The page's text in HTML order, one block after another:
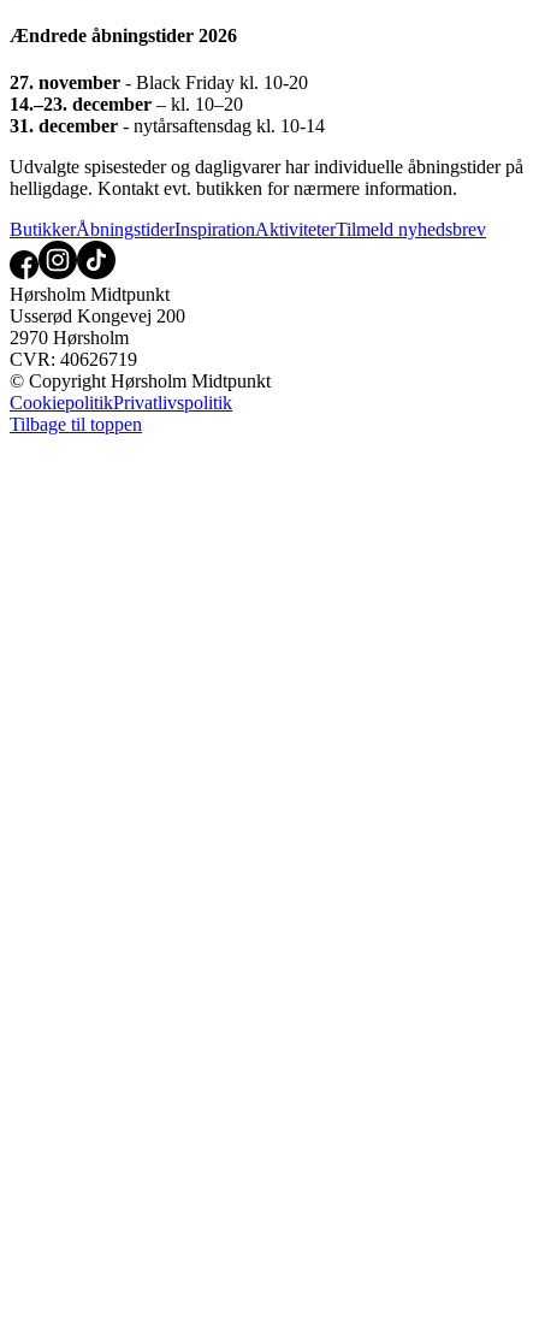
Ændrede åbningstider 2026
27. november - Black Friday kl. 10-20
14.–23. december – kl. 10–20
31. december - nytårsaftensdag kl. 10-14
Udvalgte spisesteder og dagligvarer har individuelle åbningstider på
helligdage. Kontakt evt. butikken for nærmere information.
ButikkerÅbningstiderInspirationAktiviteterTilmeld nyhedsbrev
Hørsholm Midtpunkt
Usserød Kongevej 200
2970 Hørsholm
CVR: 40626719
© Copyright Hørsholm Midtpunkt
CookiepolitikPrivatlivspolitik
Tilbage til toppen